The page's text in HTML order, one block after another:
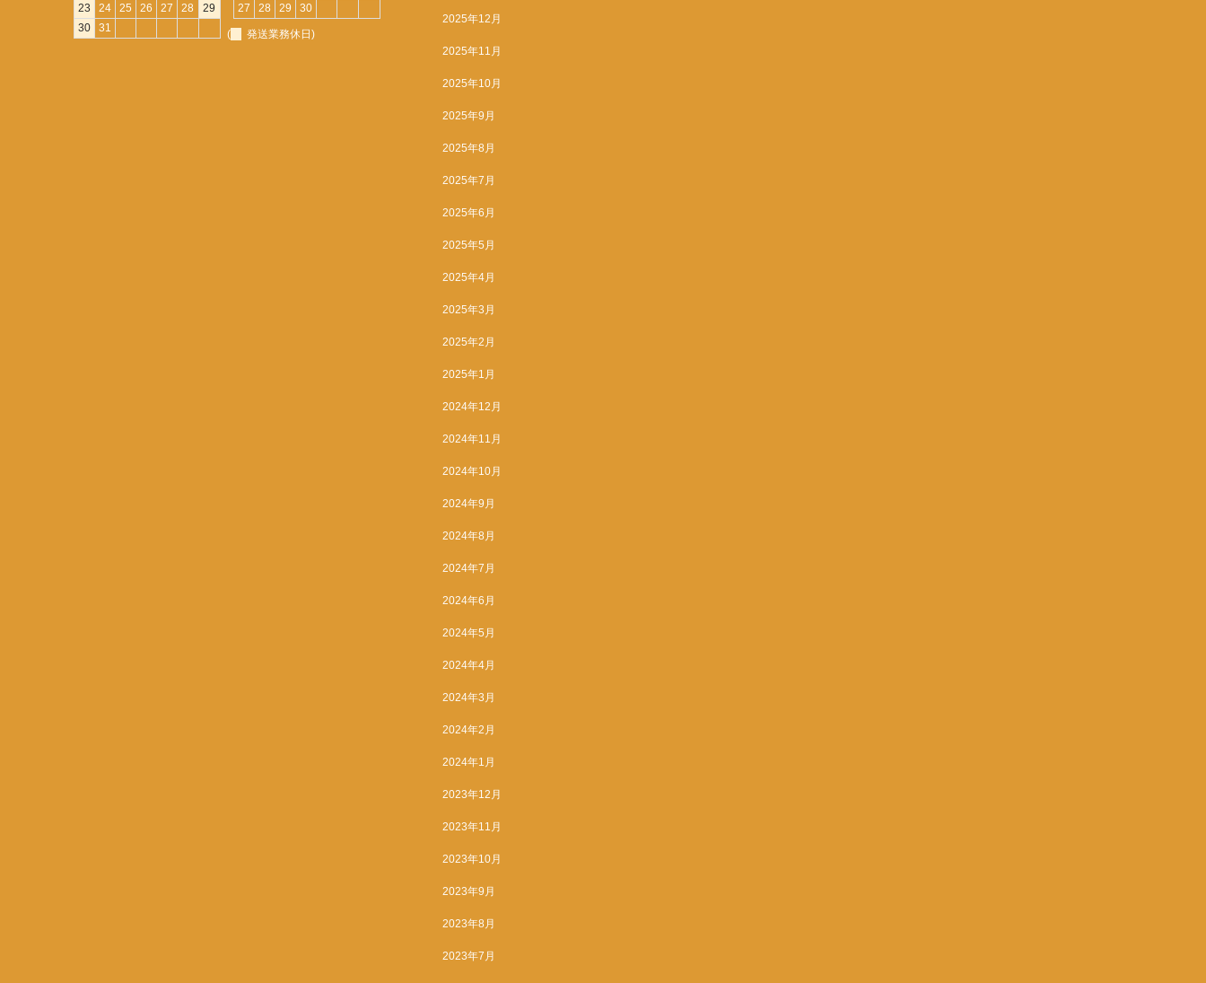
23
24 25 26 27 28
29
30
31
27
28 29 30
( 発送業務休日)
2025年12月
2025年11月
2025年10月
2025年9月
2025年8月
2025年7月
2025年6月
2025年5月
2025年4月
2025年3月
2025年2月
2025年1月
2024年12月
2024年11月
2024年10月
2024年9月
2024年8月
2024年7月
2024年6月
2024年5月
2024年4月
2024年3月
2024年2月
2024年1月
2023年12月
2023年11月
2023年10月
2023年9月
2023年8月
2023年7月